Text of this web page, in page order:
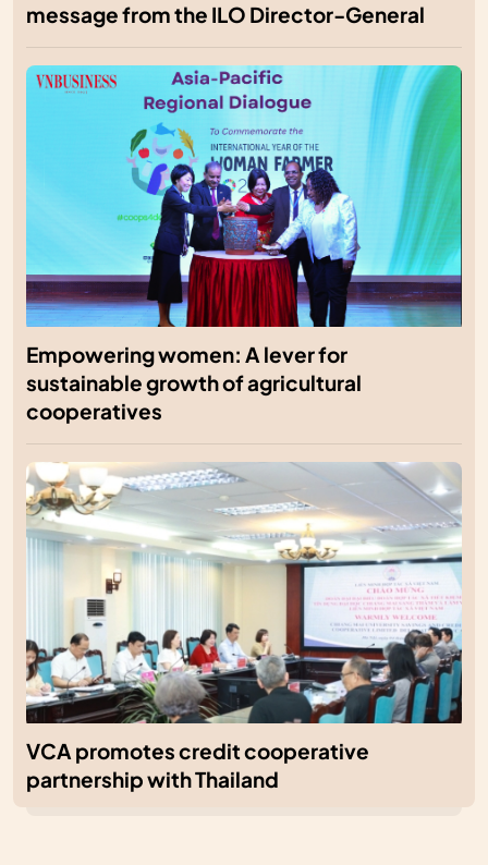
message from the ILO Director-General
Empowering women: A lever for
sustainable growth of agricultural
cooperatives
VCA promotes credit cooperative
partnership with Thailand